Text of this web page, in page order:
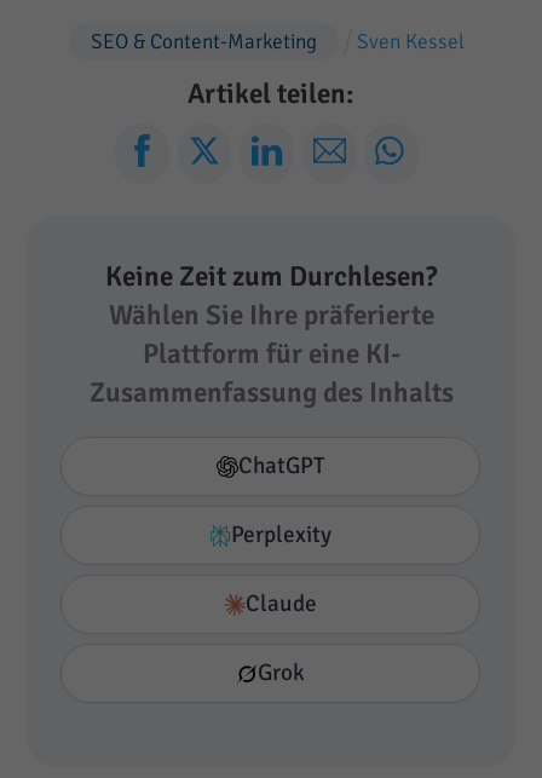
SEO & Content-Marketing Sven Kessel
Artikel teilen:
Keine Zeit zum Durchlesen?
Wählen Sie Ihre präferierte
Plattform für eine KI-
Zusammenfassung des Inhalts
ChatGPT
Perplexity
Claude
Grok